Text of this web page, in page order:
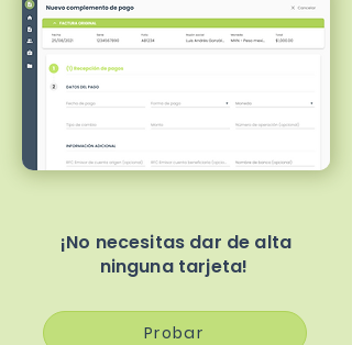
¡No necesitas dar de alta
ninguna tarjeta!
Probar